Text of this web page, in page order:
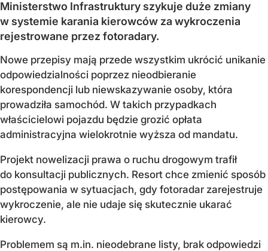
Ministerstwo Infrastruktury szykuje duże zmiany
w systemie karania kierowców za wykroczenia
rejestrowane przez fotoradary.
Nowe przepisy mają przede wszystkim ukrócić unikanie
odpowiedzialności poprzez nieodbieranie
korespondencji lub niewskazywanie osoby, która
prowadziła samochód. W takich przypadkach
właścicielowi pojazdu będzie grozić opłata
administracyjna wielokrotnie wyższa od mandatu.
Projekt nowelizacji prawa o ruchu drogowym trafił
do konsultacji publicznych. Resort chce zmienić sposób
postępowania w sytuacjach, gdy fotoradar zarejestruje
wykroczenie, ale nie udaje się skutecznie ukarać
kierowcy.
Problemem są m.in. nieodebrane listy, brak odpowiedzi